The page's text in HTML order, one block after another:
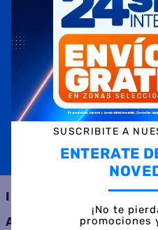
promociones y
TELÉFONO
INSTITUCIONAL
AYUDA
SUSCRIBITE A
ENTERATE
¡No te
promociones